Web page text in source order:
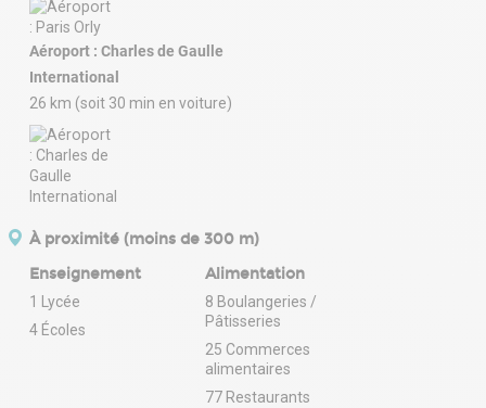
Aéroport : Charles de Gaulle
International
26 km (soit 30 min en voiture)
À proximité (moins de 300 m)
Enseignement
1 Lycée
4 Écoles
Alimentation
8 Boulangeries /
Pâtisseries
25 Commerces
alimentaires
77 Restaurants